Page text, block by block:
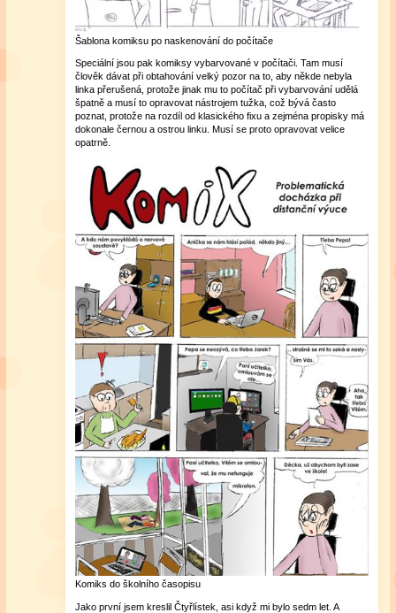
Šablona komiksu po naskenování do počítače
Speciální jsou pak komiksy vybarvované v počítači. Tam musí
člověk dávat při obtahování velký pozor na to, aby někde nebyla
linka přerušená, protože jinak mu to počítač při vybarvování udělá
špatně a musí to opravovat nástrojem tužka, což bývá často
poznat, protože na rozdíl od klasického fixu a zejména propisky má
dokonale černou a ostrou linku. Musí se proto opravovat velice
opatrně.
Komiks do školního časopisu
Jako první jsem kreslil Čtyřlístek, asi když mi bylo sedm let. A